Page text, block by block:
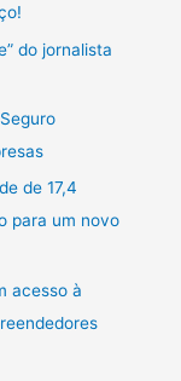
do jornalista
de 17,4
para um novo
acesso à